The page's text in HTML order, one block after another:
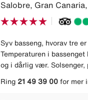
Salobre, Gran
Syv basseng, hvorav tre
Temperaturen i
og i dårlig vær. Solsenger,
Ring 21 49 39 00for mer